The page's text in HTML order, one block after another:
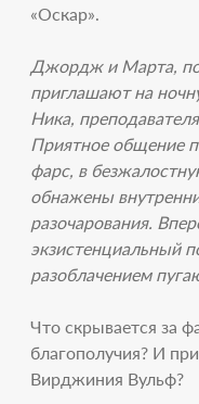
«Оскар».
Джордж и Марта,
приглашают на
Ника,
Приятное общение
фарс, в
обнажены
разочарования.
экзистенциальный
разоблачением
Что скрывается за
благополучия? И
Вирджиния Вульф?